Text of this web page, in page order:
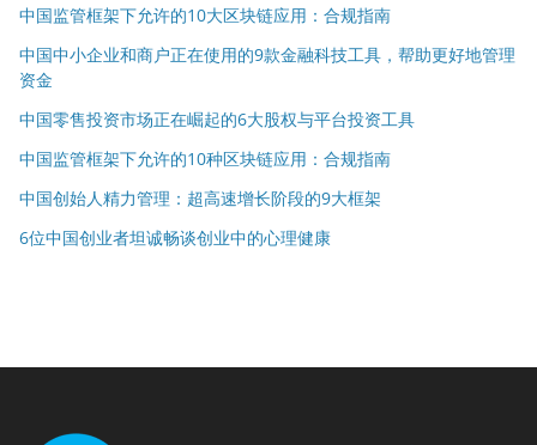
中国监管框架下允许的10大区块链应用：合规指南
中国中小企业和商户正在使用的9款金融科技工具，帮助更好地管理
资金
中国零售投资市场正在崛起的6大股权与平台投资工具
中国监管框架下允许的10种区块链应用：合规指南
中国创始人精力管理：超高速增长阶段的9大框架
6位中国创业者坦诚畅谈创业中的心理健康